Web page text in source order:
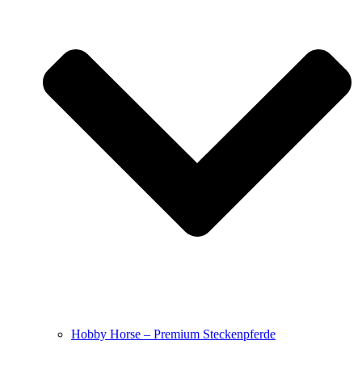
Hobby Horse – Premium Steckenpferde